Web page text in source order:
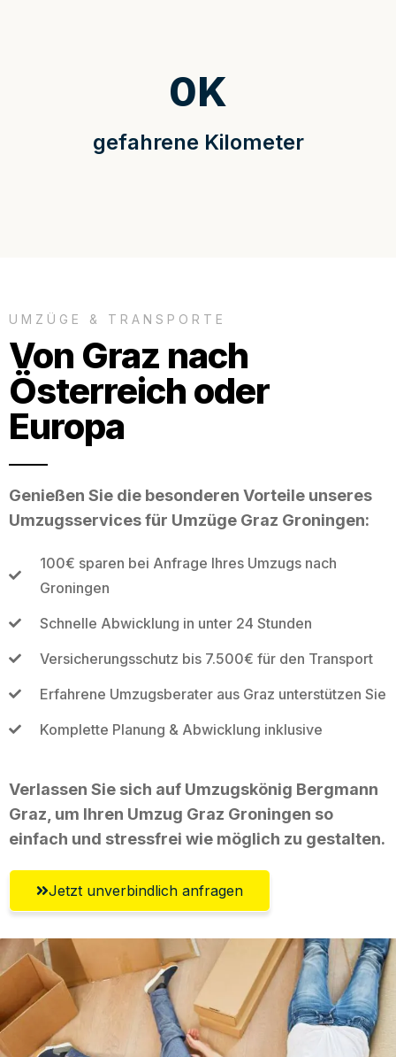
gefahrene Kilometer
0K
UMZÜGE & TRANSPORTE
Von Graz nach
Österreich oder
Europa
Genießen Sie die besonderen Vorteile unseres
Umzugsservices für Umzüge Graz Groningen:
100€ sparen bei Anfrage Ihres Umzugs nach
Groningen
Schnelle Abwicklung in unter 24 Stunden
Versicherungsschutz bis 7.500€ für den Transport
Erfahrene Umzugsberater aus Graz unterstützen Sie
Komplette Planung & Abwicklung inklusive
Verlassen Sie sich auf Umzugskönig Bergmann
Graz, um Ihren Umzug Graz Groningen so
einfach und stressfrei wie möglich zu gestalten.
Jetzt unverbindlich anfragen